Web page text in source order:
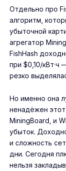
Отдельно про
алгоритм,
убыточной
агрегатор
FishHash
при $0,10/кВт·ч
резко
Но именно она
ненадёжен этот
MiningBoard, и
убыток.
и сложность
дни. Сегодня
нельзя